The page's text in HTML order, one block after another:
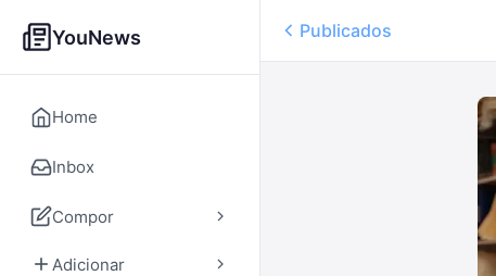
YouNews
Home
Inbox
Compor
Adicionar
Publicados